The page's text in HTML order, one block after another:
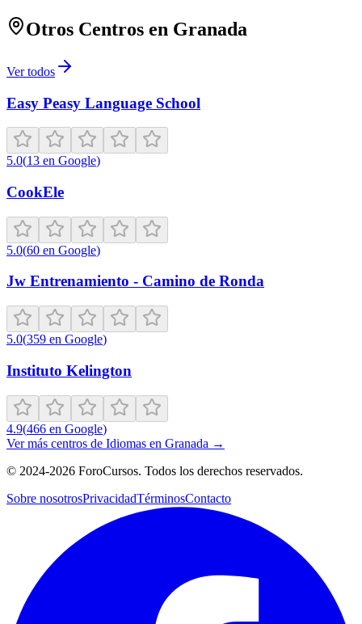
Otros Centros en Granada
Ver todos
Easy Peasy Language School
5.0(13 en Google)
CookEle
5.0(60 en Google)
Jw Entrenamiento - Camino de Ronda
5.0(359 en Google)
Instituto Kelington
4.9(466 en Google)
Ver más centros de Idiomas en Granada →
© 2024-2026 ForoCursos. Todos los derechos reservados.
Sobre nosotrosPrivacidadTérminosContacto